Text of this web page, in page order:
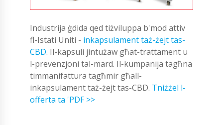
Industrija ġdida qed tiżviluppa b'mod attiv
fl-Istati Uniti - inkapsulament taż-żejt tas-
CBD. Il-kapsuli jintużaw għat-trattament u
l-prevenzjoni tal-mard. Il-kumpanija tagħna
timmanifattura tagħmir għall-
inkapsulament taż-żejt tas-CBD. Tniżżel l-
offerta ta 'PDF >>